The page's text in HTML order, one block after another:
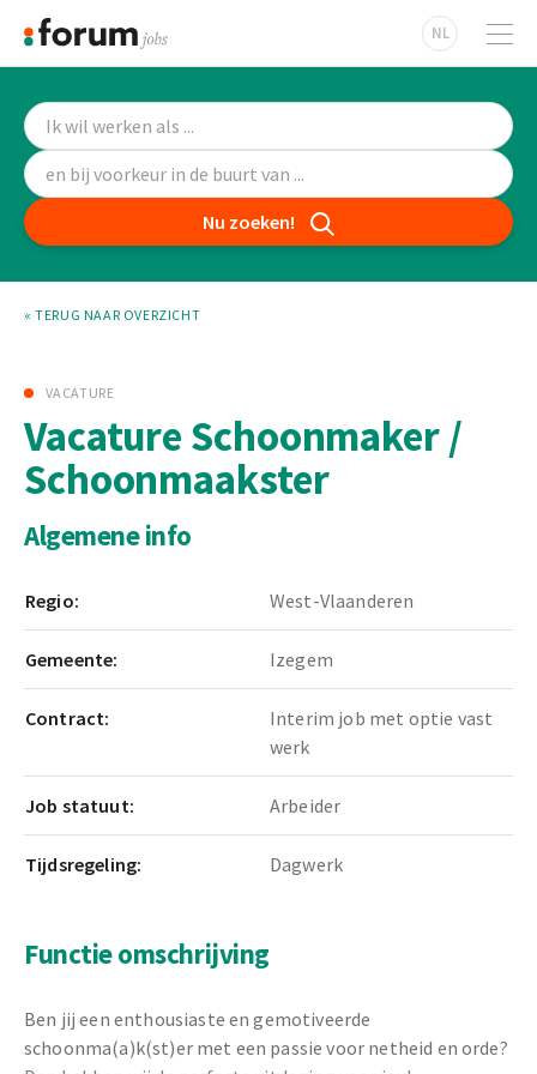
NL
Nu zoeken!
« TERUG NAAR OVERZICHT
VACATURE
Vacature Schoonmaker /
Schoonmaakster
Algemene info
Regio: West-Vlaanderen
Gemeente: Izegem
Contract:
Interim job met optie vast
werk
Job statuut: Arbeider
Tijdsregeling: Dagwerk
Functie omschrijving
Ben jij een enthousiaste en gemotiveerde
schoonma(a)k(st)er met een passie voor netheid en orde?